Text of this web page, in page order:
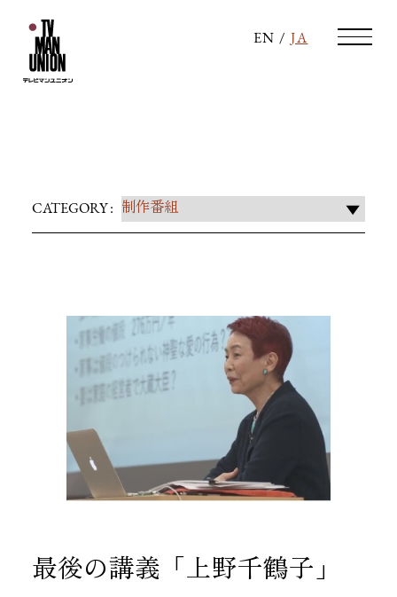
EN / JA
最後の講義「上野千鶴子」